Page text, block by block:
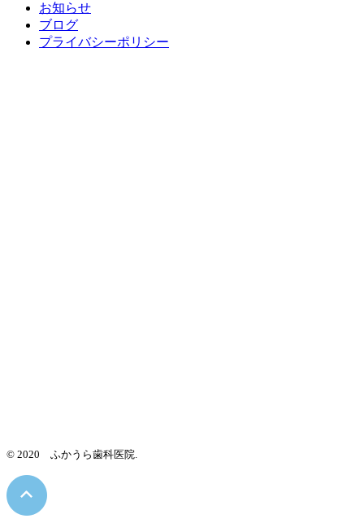
お知らせ
ブログ
プライバシーポリシー
© 2020 ふかうら歯科医院.